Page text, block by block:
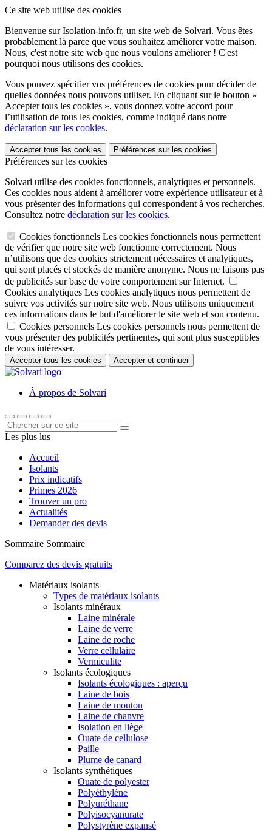
Ce site web utilise des cookies
Bienvenue sur Isolation-info.fr, un site web de Solvari. Vous êtes
probablement là parce que vous souhaitez améliorer votre maison.
Nous, c'est notre site web que nous voulons améliorer ! C'est
pourquoi nous utilisons des cookies.
Vous pouvez spécifier vos préférences de cookies pour décider de
quelles données nous pouvons utiliser. En cliquant sur le bouton «
Accepter tous les cookies », vous donnez votre accord pour
l’utilisation de tous les cookies, comme indiqué dans notre
déclaration sur les cookies.
Accepter tous les cookies Préférences sur les cookies
Préférences sur les cookies
Solvari utilise des cookies fonctionnels, analytiques et personnels.
Ces cookies nous aident à améliorer votre expérience utilisateur et à
vous présenter des informations qui correspondent à vos recherches.
Consultez notre déclaration sur les cookies.
Cookies fonctionnels Les cookies fonctionnels nous permettent
de vérifier que notre site web fonctionne correctement. Nous
n’utilisons que des cookies strictement nécessaires et analytiques,
qui sont placés et stockés de manière anonyme. Nous ne faisons pas
de publicités sur base de votre comportement sur Internet.
Cookies analytiques Les cookies analytiques nous permettent de
suivre vos activités sur notre site web. Nous utilisons uniquement
ces informations dans le but d'améliorer le site web et son contenu.
Cookies personnels Les cookies personnels nous permettent de
vous présenter des publicités pertinentes, qui sont plus susceptibles
de vous intéresser.
Accepter tous les cookies Accepter et continuer
À propos de Solvari
Les plus lus
Accueil
Isolants
Prix indicatifs
Primes 2026
Trouver un pro
Actualités
Demander des devis
Sommaire Sommaire
Comparez des devis gratuits
Matériaux isolants
Types de matériaux isolants
Isolants minéraux
Laine minérale
Laine de verre
Laine de roche
Verre cellulaire
Vermiculite
Isolants écologiques
Isolants écologiques : aperçu
Laine de bois
Laine de mouton
Laine de chanvre
Isolation en liège
Ouate de cellulose
Paille
Plume de canard
Isolants synthétiques
Ouate de polyester
Polyéthylène
Polyuréthane
Polyisocyanurate
Polystyrène expansé